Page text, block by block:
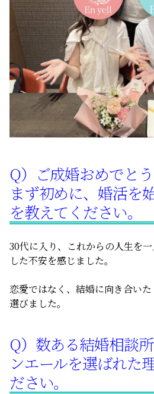
料金
サービス比
よくある
無料相談
Q）ご成婚おめでと
まず初めに、婚活を
を教えてください。
30代に入り、これからの人生を
した不安を感じました。
恋愛ではなく、結婚に向き合い
選びました。
Q）数ある結婚相談
ンエールを選ばれた
ださい。